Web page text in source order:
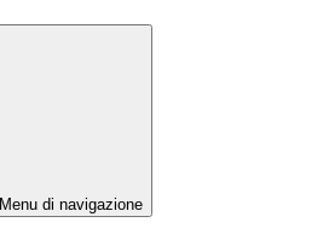
Menu di navigazione